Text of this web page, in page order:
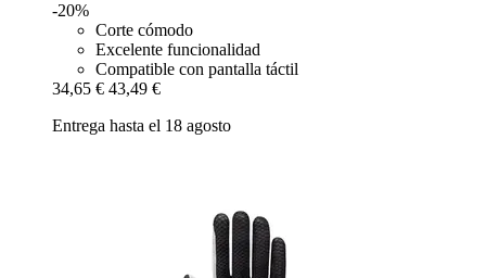
-20%
Corte cómodo
Excelente funcionalidad
Compatible con pantalla táctil
34,65 € 43,49 €
Entrega hasta el 18 agosto